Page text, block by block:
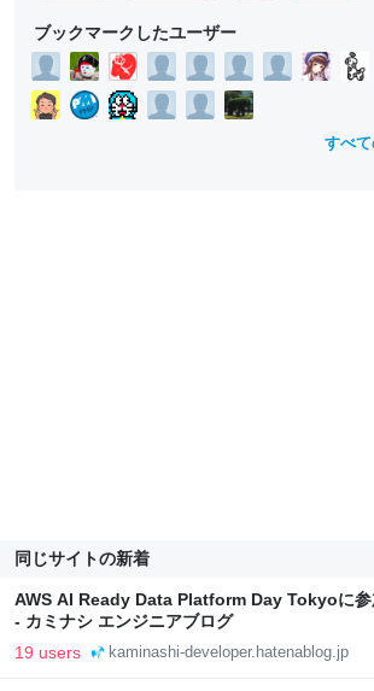
ブックマークしたユーザー
すべ
同じサイトの新着
AWS AI Ready Data Platform Day Tokyoに参
- カミナシ エンジニアブログ
19 users kaminashi-developer.hatenablog.jp